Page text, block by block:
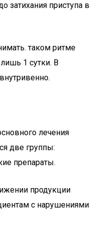
затихания приступа в
таком ритме
1 сутки. В
лечения
две группы:
препараты.
продукции
с нарушениями